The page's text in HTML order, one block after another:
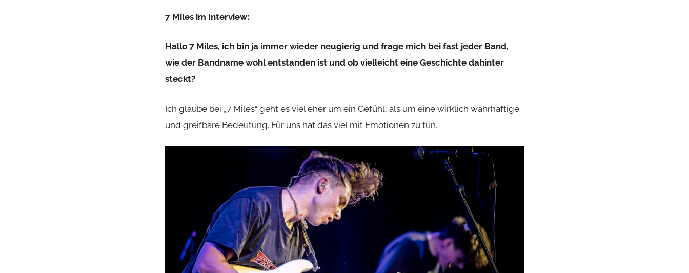
7 Miles im Interview:
Hallo 7 Miles, ich bin ja immer wieder neugierig und frage mich bei fast jeder Band,
wie der Bandname wohl entstanden ist und ob vielleicht eine Geschichte dahinter
steckt?
Ich glaube bei „7 Miles“ geht es viel eher um ein Gefühl, als um eine wirklich wahrhaftige
und greifbare Bedeutung. Für uns hat das viel mit Emotionen zu tun.